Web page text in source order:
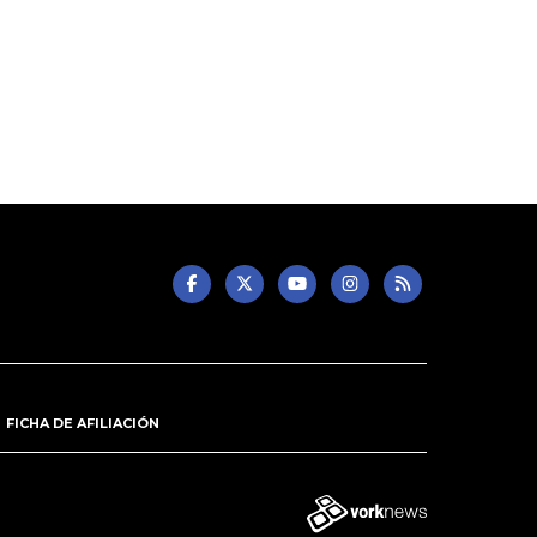
FICHA DE AFILIACIÓN